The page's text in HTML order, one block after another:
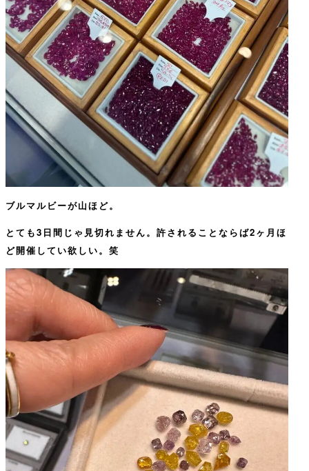
ブルマルビーが山ほど。
とても3日間じゃ見切れません。許されることならば2ヶ月ほ
ど開催してい欲しい。笑